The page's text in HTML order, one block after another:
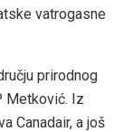
vatrogasne
prirodnog
Metković. Iz
Canadair, a još